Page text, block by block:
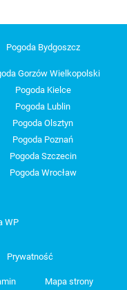
Pogoda Bydgoszcz
Gorzów Wielkopolski
Pogoda Kielce
Pogoda Lublin
Pogoda Olsztyn
Pogoda Poznań
Pogoda Szczecin
Pogoda Wrocław
WP
Prywatność
Mapa strony